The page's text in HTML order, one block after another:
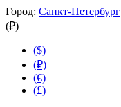
Город: Санкт-Петербург
(₽)
($)
(₽)
(€)
(£)